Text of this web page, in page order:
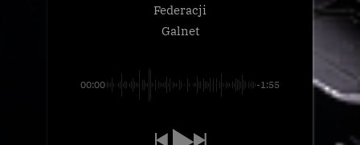
Federacji
Galnet
00:00 -1:55